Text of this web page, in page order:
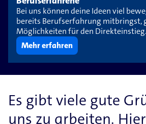
Bei uns können deine Ideen viel
bereits Berufserfahrung mitbringst,
Möglichkeiten für den Direkteinstieg.
Mehr erfahren
Es gibt viele gute
uns zu arbeiten.